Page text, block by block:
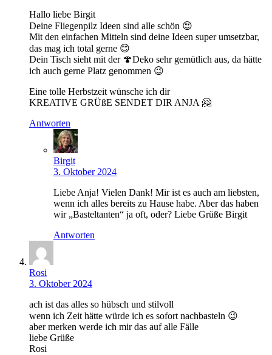
Hallo liebe Birgit
Deine Fliegenpilz Ideen sind alle schön 😍
Mit den einfachen Mitteln sind deine Ideen super umsetzbar,
das mag ich total gerne 😊
Dein Tisch sieht mit der 🍄Deko sehr gemütlich aus, da hätte
ich auch gerne Platz genommen 😉
Eine tolle Herbstzeit wünsche ich dir
KREATIVE GRÜßE SENDET DIR ANJA 🤗
Antworten
Birgit
3. Oktober 2024
Liebe Anja! Vielen Dank! Mir ist es auch am liebsten,
wenn ich alles bereits zu Hause habe. Aber das haben
wir „Basteltanten“ ja oft, oder? Liebe Grüße Birgit
Antworten
Rosi
3. Oktober 2024
ach ist das alles so hübsch und stilvoll
wenn ich Zeit hätte würde ich es sofort nachbasteln 😉
aber merken werde ich mir das auf alle Fälle
liebe Grüße
Rosi